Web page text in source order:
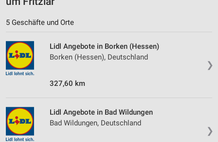
5 Geschäfte und Orte
❯
Lidl Angebote in Borken (Hessen)
Borken (Hessen), Deutschland
327,60 km
❯
Lidl Angebote in Bad Wildungen
Bad Wildungen, Deutschland
Notwendig
Performance
Funktional